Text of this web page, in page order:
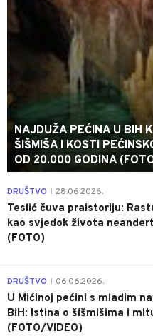
NAJDUŽA PEĆINA U BIH
ŠIŠMIŠA I KOSTI
OD 20.000 GODINA
DRUŠTVO 28.06.2026.
Teslić čuva praistoriju:
kao svjedok života
(FOTO)
DRUŠTVO 06.06.2026.
U Mićinoj pećini s mladim
BiH: Istina o šišmišima i
(FOTO/VIDEO)